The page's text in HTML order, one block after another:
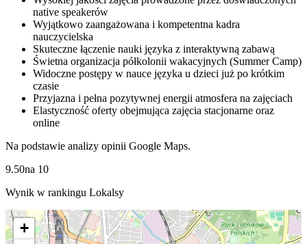
native speakerów
Wyjątkowo zaangażowana i kompetentna kadra
nauczycielska
Skuteczne łączenie nauki języka z interaktywną zabawą
Świetna organizacja półkolonii wakacyjnych (Summer Camp)
Widoczne postępy w nauce języka u dzieci już po krótkim
czasie
Przyjazna i pełna pozytywnej energii atmosfera na zajęciach
Elastyczność oferty obejmująca zajęcia stacjonarne oraz
online
Na podstawie analizy opinii Google Maps.
9.50na 10
Wynik w rankingu Lokalsy
+